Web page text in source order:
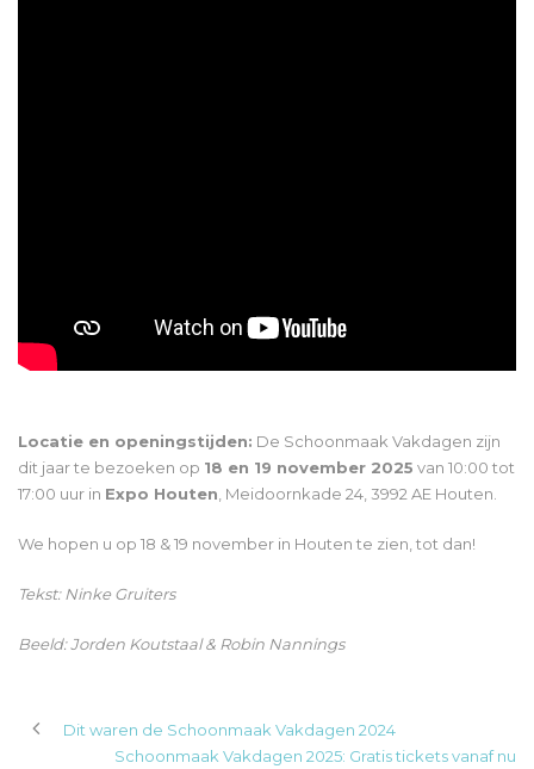
Locatie en openingstijden: De Schoonmaak Vakdagen zijn
dit jaar te bezoeken op 18 en 19 november 2025 van 10:00 tot
17:00 uur in Expo Houten , Meidoornkade 24, 3992 AE Houten.
We hopen u op 18 & 19 november in Houten te zien, tot dan!
Tekst: Ninke Gruiters
Beeld: Jorden Koutstaal & Robin Nannings
Dit waren de Schoonmaak Vakdagen 2024
Schoonmaak Vakdagen 2025: Gratis tickets vanaf nu